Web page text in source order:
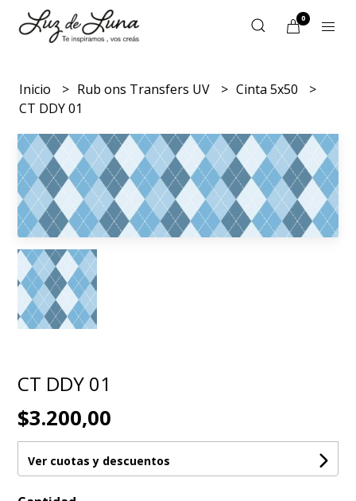
0
Inicio Rub ons Transfers UV
Cinta 5x50
CT DDY 01
CT DDY 01
$3.200,00
Ver cuotas y descuentos